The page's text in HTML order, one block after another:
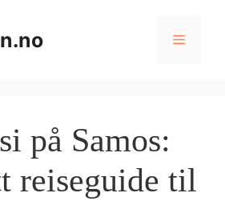
Meny
på Samos:
reiseguide til